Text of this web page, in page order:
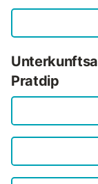
Pratdip